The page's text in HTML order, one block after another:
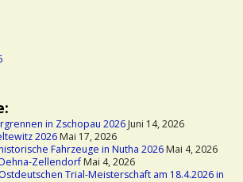
in Zschopau 2026Juni 14, 2026
2026Mai 17, 2026
Fahrzeuge in Nutha 2026Mai 4, 2026
ZellendorfMai 4, 2026
Trial-Meisterschaft am 18.4.2026 in